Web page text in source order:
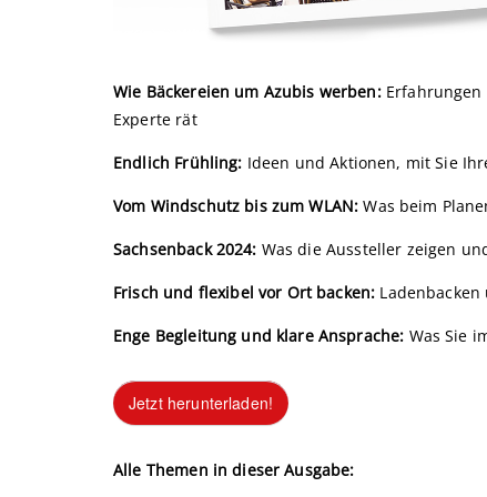
Wie Bäckereien um Azubis werben:Erfahrungen
Experte rät
Endlich Frühling: Ideen und Aktionen, mit Sie
Vom Windschutz bis zum WLAN:Was beim
Sachsenback 2024: Was die Aussteller zeigen
Frisch und flexibel vor Ort backen:
Enge Begleitung und klare Ansprache: Was Sie
Jetzt herunterladen!
Alle Themen in dieser Ausgabe: